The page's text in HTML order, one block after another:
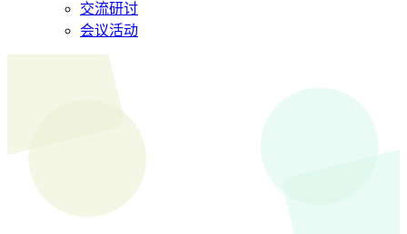
交流研讨
会议活动